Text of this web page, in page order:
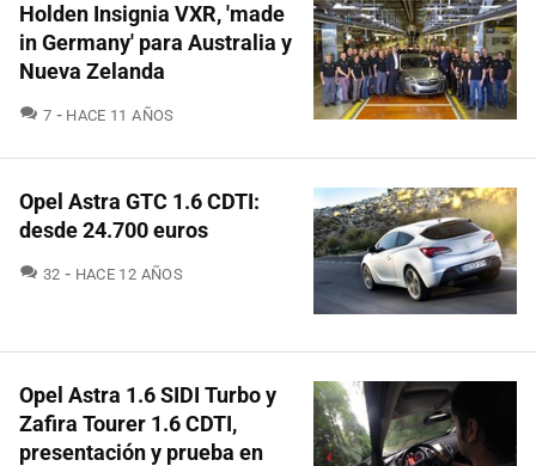
Holden Insignia VXR, 'made
in Germany' para Australia y
Nueva Zelanda
7 COMENTARIOS
HACE 11 AÑOS
Opel Astra GTC 1.6 CDTI:
desde 24.700 euros
32 COMENTARIOS
HACE 12 AÑOS
Opel Astra 1.6 SIDI Turbo y
Zafira Tourer 1.6 CDTI,
presentación y prueba en